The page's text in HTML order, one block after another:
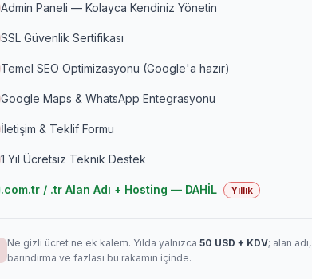
Admin Paneli — Kolayca Kendiniz Yönetin
SSL Güvenlik Sertifikası
Temel SEO Optimizasyonu (Google'a hazır)
Google Maps & WhatsApp Entegrasyonu
İletişim & Teklif Formu
1 Yıl Ücretsiz Teknik Destek
.com.tr / .tr Alan Adı + Hosting — DAHİL Yıllık
Ne gizli ücret ne ek kalem. Yılda yalnızca 50 USD + KDV; alan adı,
barındırma ve fazlası bu rakamın içinde.